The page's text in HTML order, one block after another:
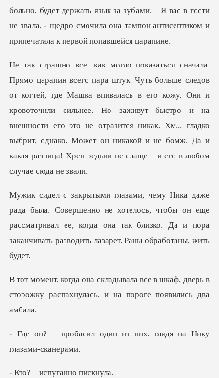
больно, будет держать язык за зубами. – Я вас в гости
не звала,
пивалась в его кожу. Они и
кровоточили сильнее. Но заживут быстро и на
внешности его это не отразится никак. Хм... гладко
о не хотелось, чтобы он еще
рассматривал ее, когда она так близко. Д
е в шкаф, дверь в
сторожку распахнула
дин из них, глядя на Н
испуганно